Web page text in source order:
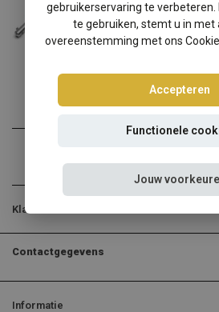
Volkswagen Golf 3
€300,00
Klantenservice
Contactgegevens
Informatie
gebruikerservaring te verbeteren.
te gebruiken, stemt u in met
overeenstemming met ons
Accepteren
Functionele
Jouw